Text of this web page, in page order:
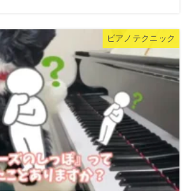
ピアノテクニック